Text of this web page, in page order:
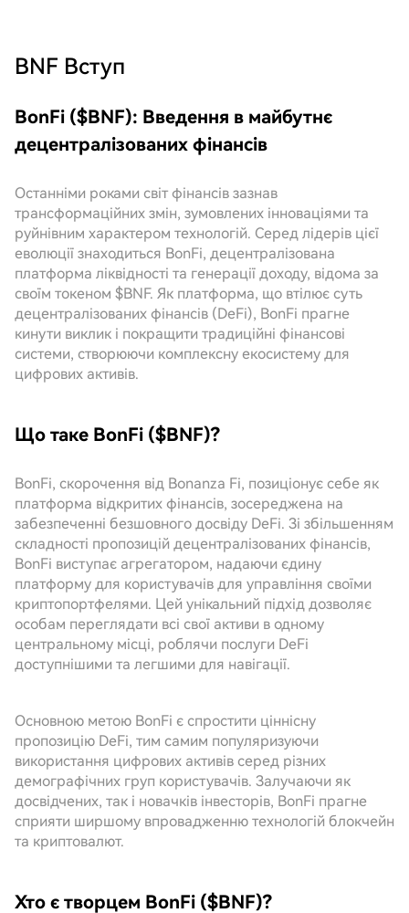
BNF Вступ
BonFi ($BNF): Введення в майбутнє
децентралізованих фінансів
Останніми роками світ фінансів зазнав
трансформаційних змін, зумовлених інноваціями та
руйнівним характером технологій. Серед лідерів цієї
еволюції знаходиться BonFi, децентралізована
платформа ліквідності та генерації доходу, відома за
своїм токеном $BNF. Як платформа, що втілює суть
децентралізованих фінансів (DeFi), BonFi прагне
кинути виклик і покращити традиційні фінансові
системи, створюючи комплексну екосистему для
цифрових активів.
Що таке BonFi ($BNF)?
BonFi, скорочення від Bonanza Fi, позиціонує себе як
платформа відкритих фінансів, зосереджена на
забезпеченні безшовного досвіду DeFi. Зі збільшенням
складності пропозицій децентралізованих фінансів,
BonFi виступає агрегатором, надаючи єдину
платформу для користувачів для управління своїми
криптопортфелями. Цей унікальний підхід дозволяє
особам переглядати всі свої активи в одному
центральному місці, роблячи послуги DeFi
доступнішими та легшими для навігації.
Основною метою BonFi є спростити ціннісну
пропозицію DeFi, тим самим популяризуючи
використання цифрових активів серед різних
демографічних груп користувачів. Залучаючи як
досвідчених, так і новачків інвесторів, BonFi прагне
сприяти ширшому впровадженню технологій блокчейн
та криптовалют.
Хто є творцем BonFi ($BNF)?